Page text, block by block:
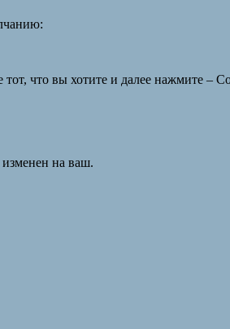
что вы хотите и далее нажмите –
на ваш.